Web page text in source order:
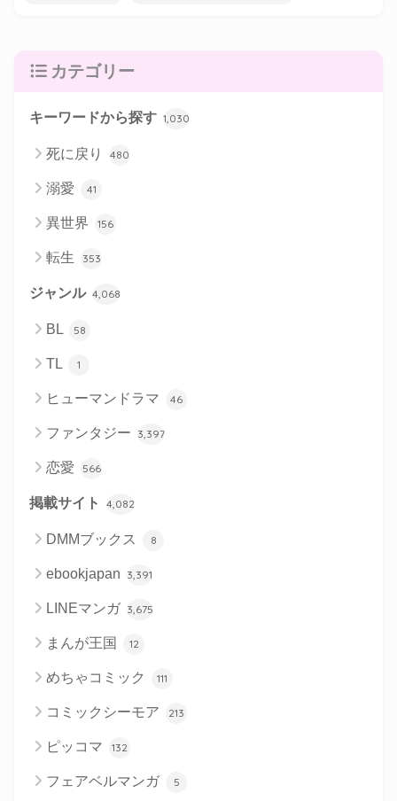
カテゴリー
キーワードから探す 1,030
死に戻り 480
溺愛 41
異世界 156
転生 353
ジャンル 4,068
BL 58
TL 1
ヒューマンドラマ 46
ファンタジー 3,397
恋愛 566
掲載サイト 4,082
DMMブックス 8
ebookjapan 3,391
LINEマンガ 3,675
まんが王国 12
めちゃコミック 111
コミックシーモア 213
ピッコマ 132
フェアベルマンガ 5